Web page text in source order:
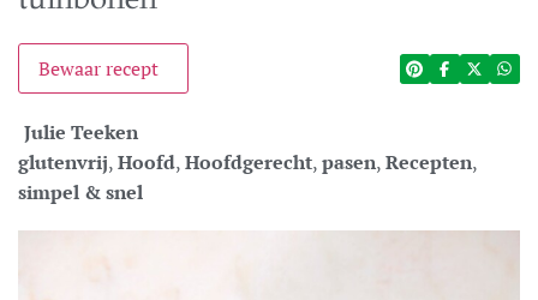
Bewaar recept
Julie Teeken
glutenvrij,Hoofd,Hoofdgerecht,pasen,Recepten,
simpel & snel